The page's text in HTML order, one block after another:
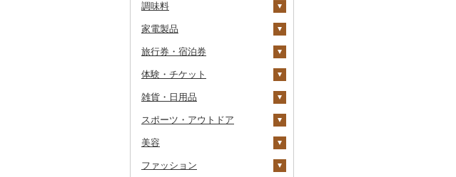
その他牛肉（精肉）
ほっけ
その他鮮魚
その他缶詰・瓶詰
調味料
砂糖
塩
醤油
味噌
酢
だし
食用油
家電製品
季節・空調家電
キッチン家電
照明器具
パソコン・周辺機器
TV・オーディオ・カメラ
美容・健康家電
旅行券・宿泊券
旅行券
JTBふるさと旅行クー
その他旅行券
宿泊券
体験・チケット
PayPay商品券
食事券
温泉・サウナ・スパ利用
雑貨・日用品
家具・インテリア
机・テーブル
寝具
布団
タオル
スポーツ・アウトドア
ゴルフ
ゴルフボール
釣り
美容
スキンケア
ファッション